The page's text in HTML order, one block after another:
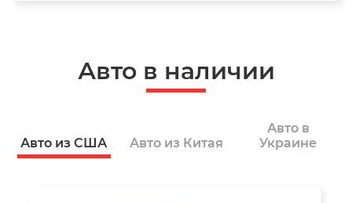
Авто в наличии
Авто из США Авто из Китая
Авто в
Украине